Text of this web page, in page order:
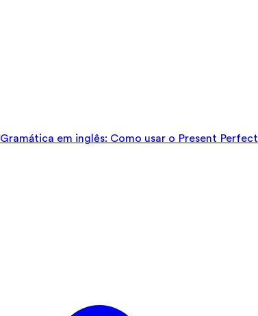
Gramática em inglês: Como usar o Present Perfect